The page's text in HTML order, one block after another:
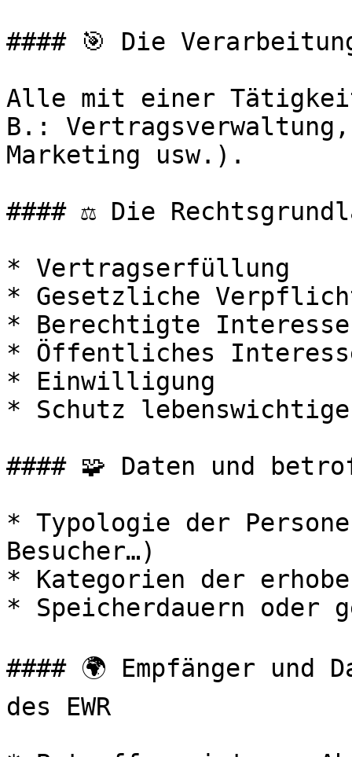
#### 🎯 Die
Alle mit einer Tätigkeit
B.:
Marketing usw.).
#### ⚖️ Die
* Vertragserfüllung
* Gesetzliche
* Berechtigte
* Öffentliches
* Einwilligung
* Schutz
#### 🧩 Daten und
* Typologie der
Besucher…)
* Kategorien der
* Speicherdauern oder
#### 🌍 Empfänger und
des EWR